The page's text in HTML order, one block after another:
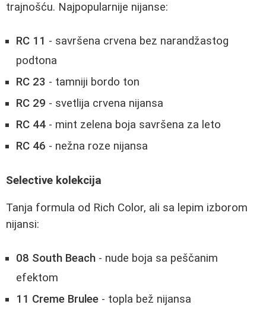
trajnošću. Najpopularnije nijanse:
RC 11 - savršena crvena bez narandžastog
podtona
RC 23 - tamniji bordo ton
RC 29 - svetlija crvena nijansa
RC 44 - mint zelena boja savršena za leto
RC 46 - nežna roze nijansa
Selective kolekcija
Tanja formula od Rich Color, ali sa lepim izborom
nijansi:
08 South Beach - nude boja sa peščanim
efektom
11 Creme Brulee - topla bež nijansa